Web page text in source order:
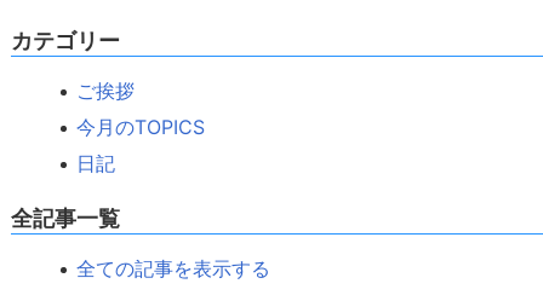
カテゴリー
ご挨拶
今月のTOPICS
日記
全記事一覧
全ての記事を表示する